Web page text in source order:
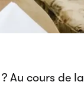
Au cours de la